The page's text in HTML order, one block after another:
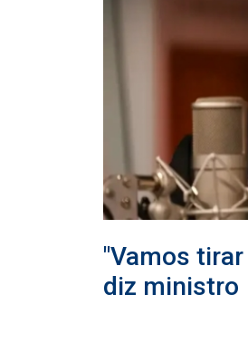
"Vamos
diz ministro